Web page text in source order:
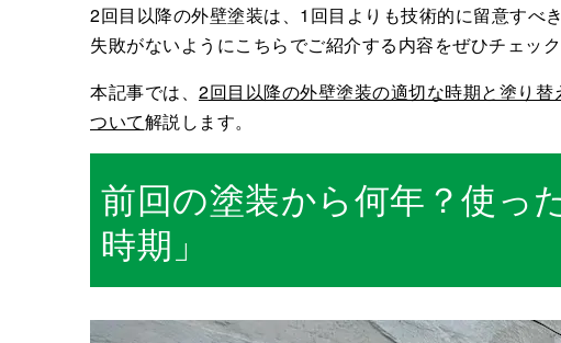
2回目以降の外壁塗装は、1回目よりも技術的に留意すべ
失敗がないようにこちらでご紹介する内容をぜひチェック
本記事では、 2回目以降の外壁塗装の適切な時期と塗り
ついて解説します。
前回の塗装から何年？使っ
時期」